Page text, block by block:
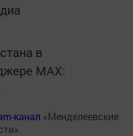
в
MАХ:
канал «Менделеевские